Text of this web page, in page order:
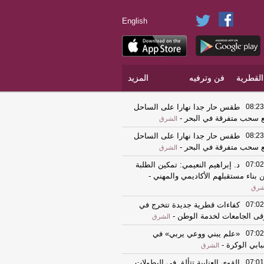
English
القطرية فن وترفيه المزيد
08:23
طقس حار جدا نهارا على الساحل
سحب متفرقة في البحر - الشرق
08:23
طقس حار جدا نهارا على الساحل
سحب متفرقة في البحر - الشرق
07:02
د. إبراهيم النعيمي: تمكين الطلبة
بناء مستقبلهم الأكاديمي والمهني -
07:02
كفاءات قطرية جديدة تتخرج في
الجامعات لخدمة الوطن - الشرق
07:02
«علم يبني ووعي يربي» في
الوكرة - الشرق
07:01